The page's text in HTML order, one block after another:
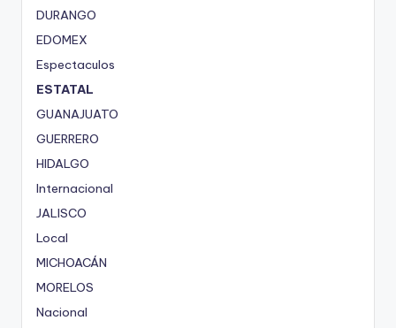
DURANGO
EDOMEX
Espectaculos
ESTATAL
GUANAJUATO
GUERRERO
HIDALGO
Internacional
JALISCO
Local
MICHOACÁN
MORELOS
Nacional